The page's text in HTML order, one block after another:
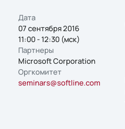
Дата
07 сентября 2016
11:00 - 12:30 (мск)
Партнеры
Microsoft Corporation
Оргкомитет
seminars@softline.com